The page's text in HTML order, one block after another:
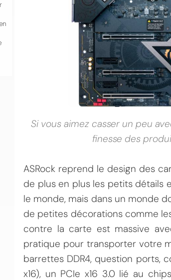
Si vous aimez casser un peu
finesse des
ASRock reprend le design des
de plus en plus les petits détails
le monde, mais dans un monde
de petites décorations comme
contre la carte est massive
pratique pour transporter votre
barrettes DDR4, question ports,
x16), un PCIe x16 3.0 lié au